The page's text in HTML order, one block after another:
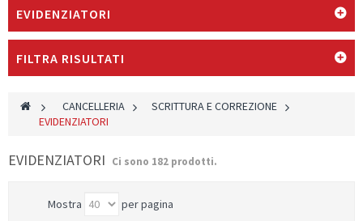
EVIDENZIATORI
FILTRA RISULTATI
> CANCELLERIA >
SCRITTURA E CORREZIONE
EVIDENZIATORI
EVIDENZIATORI Ci sono 182 prodotti.
Mostra per pagina